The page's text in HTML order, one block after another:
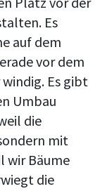
Es
auf dem
vor dem
Es gibt
Umbau
die
mit
wir Bäume
die